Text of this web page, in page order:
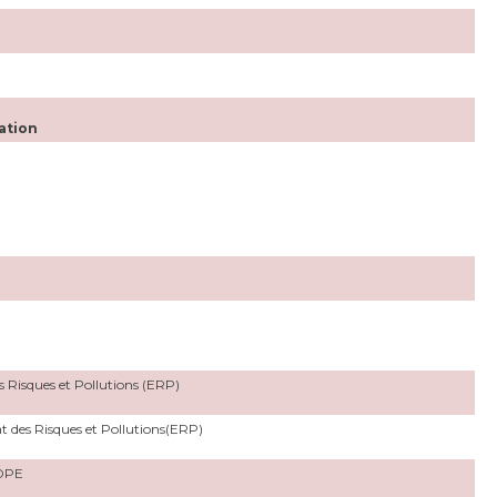
Risques et Pollutions (ERP)
des Risques et Pollutions(ERP)